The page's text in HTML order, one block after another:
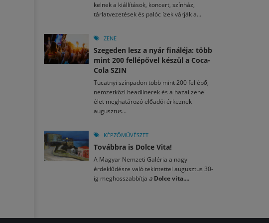
kelnek a kiállítások, koncert, színház,
tárlatvezetések és palóc ízek várják a...
ZENE
Szegeden lesz a nyár fináléja: több
mint 200 fellépővel készül a Coca-
Cola SZIN
Tucatnyi színpadon több mint 200 fellépő,
nemzetközi headlinerek és a hazai zenei
élet meghatározó előadói érkeznek
augusztus...
KÉPZŐMŰVÉSZET
Továbbra is Dolce Vita!
A Magyar Nemzeti Galéria a nagy
érdeklődésre való tekintettel augusztus 30-
ig meghosszabbítja a Dolce vita....